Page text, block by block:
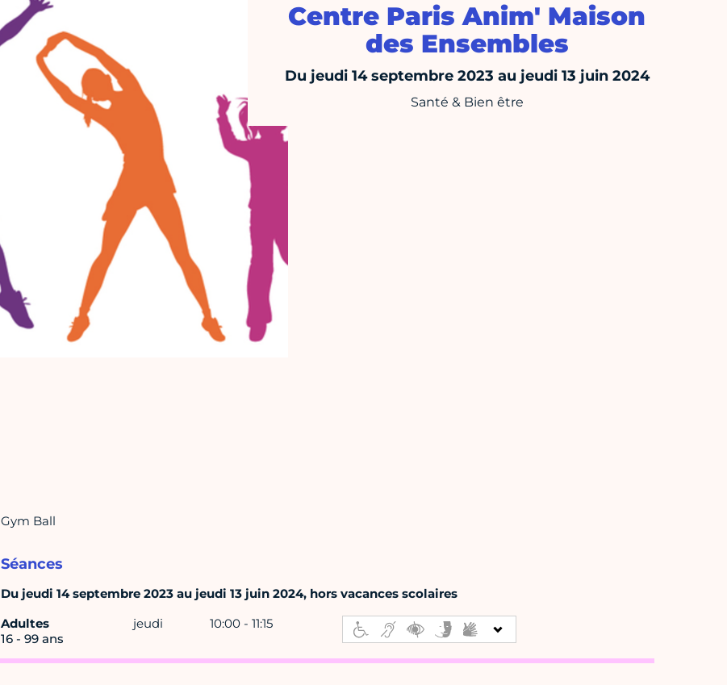
Centre Paris Anim' Maison
des Ensembles
Du jeudi 14 septembre 2023 au jeudi 13 juin 2024
Santé & Bien être
Gym Ball
Séances
Du jeudi 14 septembre 2023 au jeudi 13 juin 2024, hors vacances scolaires
Adultes
16 - 99 ans
jeudi 10:00 - 11:15